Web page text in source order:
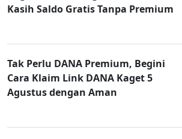
Kasih Saldo Gratis Tanpa Premium
Tak Perlu DANA Premium, Begini
Cara Klaim Link DANA Kaget 5
Agustus dengan Aman